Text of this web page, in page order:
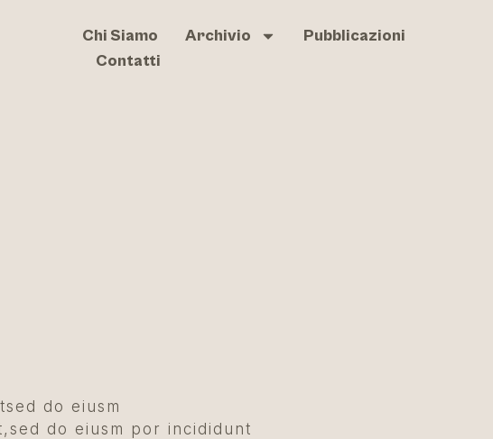
Chi Siamo Archivio
Pubblicazioni
Contatti
do eiusm
do eiusm por incididunt